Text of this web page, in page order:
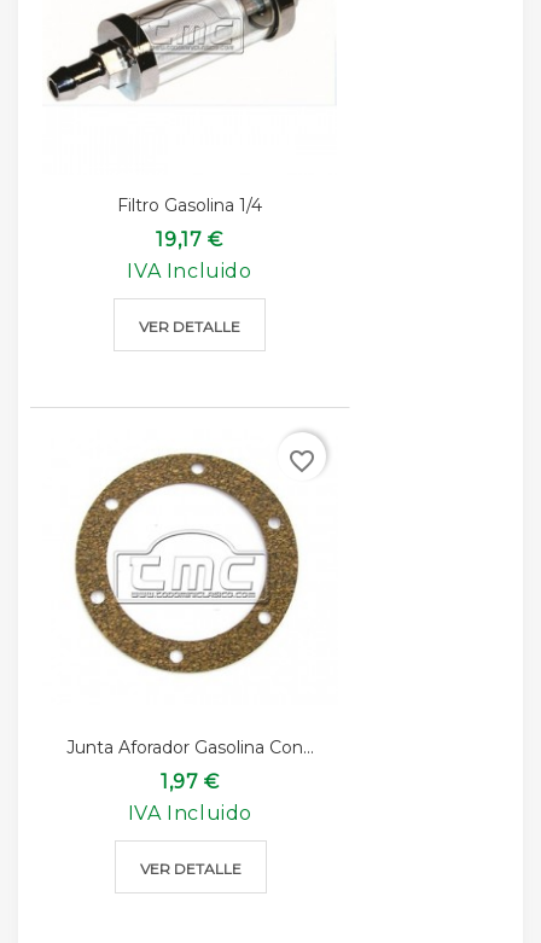
Filtro Gasolina 1/4
19,17 €
IVA Incluido
VER DETALLE
Junta Aforador Gasolina Con...
1,97 €
IVA Incluido
VER DETALLE
favorite_border